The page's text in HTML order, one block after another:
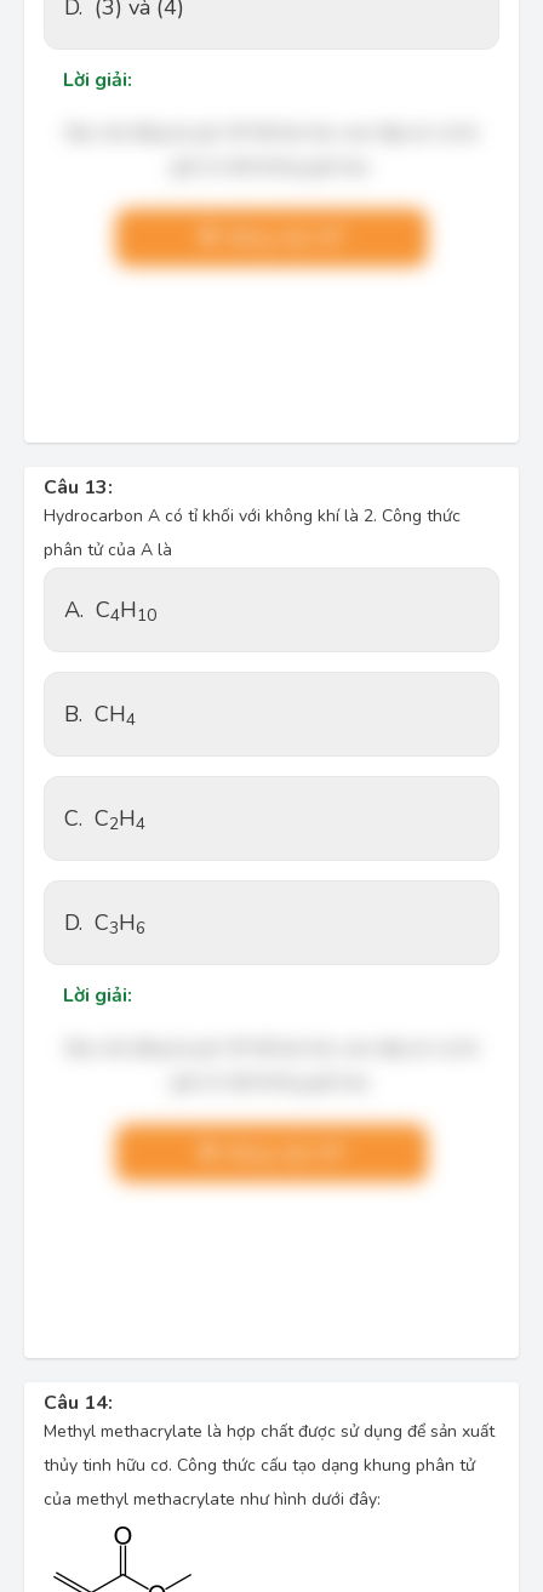
D. (3) và (4)
Lời giải:
Câu 13:
Hydrocarbon A có tỉ khối với không khí là 2. Công thức
phân tử của A là
A. C4H10
B. CH4
C. C2H4
D. C3H6
Lời giải:
Câu 14:
Methyl methacrylate là hợp chất được sử dụng để sản xuất
thủy tinh hữu cơ. Công thức cấu tạo dạng khung phân tử
của methyl methacrylate như hình dưới đây: